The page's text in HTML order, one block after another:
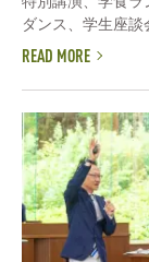
ダンス、学生座談
READ MORE